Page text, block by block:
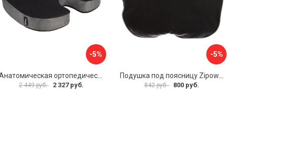
-5%
2 449 руб. 2 327 руб.
-5%
842 руб. 800 руб.